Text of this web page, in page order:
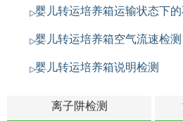
婴儿转运培养箱运输状态下
婴儿转运培养箱空气流速检测
婴儿转运培养箱说明检测
离子阱检测